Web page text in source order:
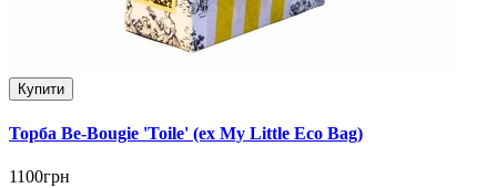
Купити
Торба Be-Bougie 'Toile' (ex My Little Eco Bag)
1100грн